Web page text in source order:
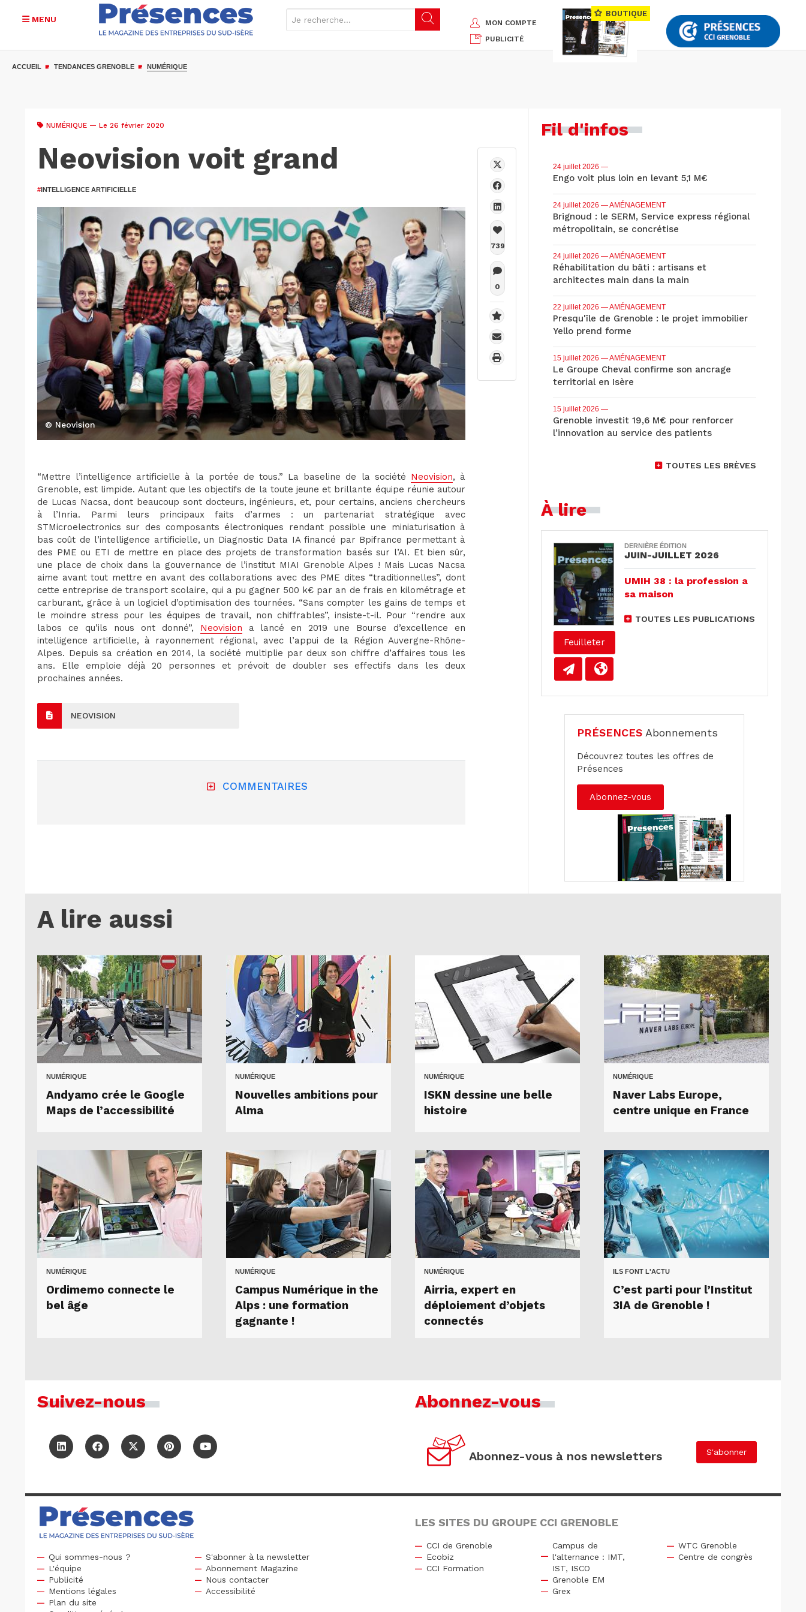
MENU
MON COMPTE
PUBLICITÉ
BOUTIQUE
ACCUEIL TENDANCES GRENOBLE NUMÉRIQUE
NUMÉRIQUE — Le 26 février 2020
Neovision voit grand
#INTELLIGENCE ARTIFICIELLE
© Neovision
“Mettre l’intelligence artificielle à la portée de tous.” La baseline de la société Neovision, à
Grenoble, est limpide. Autant que les objectifs de la toute jeune et brillante équipe réunie autour
de Lucas Nacsa, dont beaucoup sont docteurs, ingénieurs, et, pour certains, anciens chercheurs
à l’Inria. Parmi leurs principaux faits d’armes : un partenariat stratégique avec
STMicroelectronics sur des composants électroniques rendant possible une miniaturisation à
bas coût de l’intelligence artificielle, un Diagnostic Data IA financé par Bpifrance permettant à
des PME ou ETI de mettre en place des projets de transformation basés sur l’AI. Et bien sûr,
une place de choix dans la gouvernance de l’institut MIAI Grenoble Alpes ! Mais Lucas Nacsa
aime avant tout mettre en avant des collaborations avec des PME dites “traditionnelles”, dont
cette entreprise de transport scolaire, qui a pu gagner 500 k€ par an de frais en kilométrage et
carburant, grâce à un logiciel d’optimisation des tournées. “Sans compter les gains de temps et
le moindre stress pour les équipes de travail, non chiffrables”, insiste-t-il. Pour “rendre aux
labos ce qu’ils nous ont donné”, Neovision a lancé en 2019 une Bourse d’excellence en
intelligence artificielle, à rayonnement régional, avec l’appui de la Région Auvergne-Rhône-
Alpes. Depuis sa création en 2014, la société multiplie par deux son chiffre d’affaires tous les
ans. Elle emploie déjà 20 personnes et prévoit de doubler ses effectifs dans les deux
prochaines années.
NEOVISION
COMMENTAIRES
739
0
Fil d'infos
24 juillet 2026 —
Engo voit plus loin en levant 5,1 M€
24 juillet 2026 — AMÉNAGEMENT
Brignoud : le SERM, Service express régional
métropolitain, se concrétise
24 juillet 2026 — AMÉNAGEMENT
Réhabilitation du bâti : artisans et
architectes main dans la main
22 juillet 2026 — AMÉNAGEMENT
Presqu'île de Grenoble : le projet immobilier
Yello prend forme
15 juillet 2026 — AMÉNAGEMENT
Le Groupe Cheval confirme son ancrage
territorial en Isère
15 juillet 2026 —
Grenoble investit 19,6 M€ pour renforcer
l’innovation au service des patients
TOUTES LES BRÈVES
À lire
Feuilleter
DERNIÈRE ÉDITION
JUIN-JUILLET 2026
UMIH 38 : la profession a
sa maison
TOUTES LES PUBLICATIONS
PRÉSENCES Abonnements
Découvrez toutes les offres de
Présences
Abonnez-vous
A lire aussi
NUMÉRIQUE
Andyamo crée le Google
Maps de l’accessibilité
NUMÉRIQUE
Nouvelles ambitions pour
Alma
NUMÉRIQUE
ISKN dessine une belle
histoire
NUMÉRIQUE
Naver Labs Europe,
centre unique en France
NUMÉRIQUE
Ordimemo connecte le
bel âge
NUMÉRIQUE
Campus Numérique in the
Alps : une formation
gagnante !
NUMÉRIQUE
Airria, expert en
déploiement d’objets
connectés
ILS FONT L'ACTU
C’est parti pour l’Institut
3IA de Grenoble !
Suivez-nous Abonnez-vous
Abonnez-vous à nos newsletters S'abonner
Qui sommes-nous ?
L'équipe
Publicité
S'abonner à la newsletter
Abonnement Magazine
Nous contacter
Mentions légales
Plan du site
Accessibilité
LES SITES DU GROUPE CCI GRENOBLE
CCI de Grenoble
Ecobiz
CCI Formation
Campus de
l'alternance : IMT,
IST, ISCO
Grenoble EM
Grex
WTC Grenoble
Centre de congrès